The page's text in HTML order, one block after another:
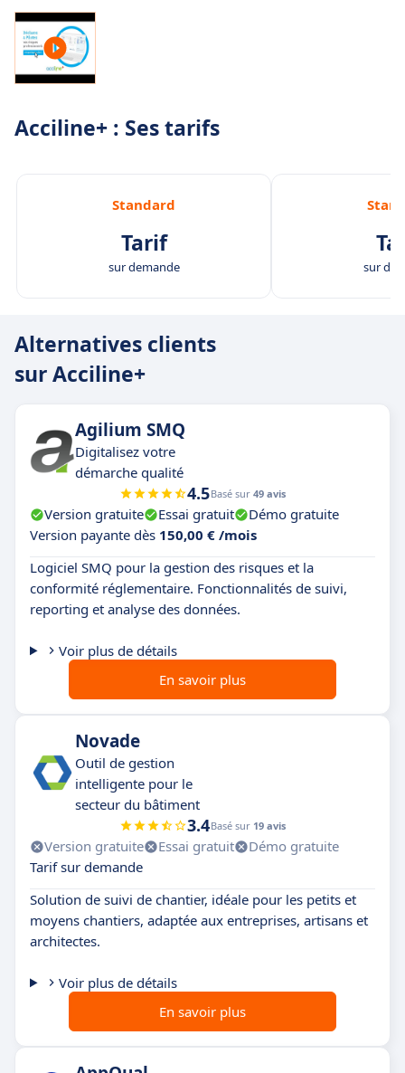
Acciline+ : Ses tarifs
Standard
Tarif
sur demande sur
Alternatives clients
sur Acciline+
Agilium SMQ
Digitalisez votre
démarche qualité
4.5Basé sur 49 avis
Version gratuite Essai gratuit
Démo gratuite
Version payante dès 150,00 € /mois
Logiciel SMQ pour la gestion des risques et la
conformité réglementaire. Fonctionnalités de suivi,
reporting et analyse des données.
Voir plus de détails
En savoir plus
Novade
Outil de gestion
intelligente pour le
secteur du bâtiment
3.4Basé sur 19 avis
Version gratuite Essai gratuit
Démo gratuite
Tarif sur demande
Solution de suivi de chantier, idéale pour les petits et
moyens chantiers, adaptée aux entreprises, artisans et
architectes.
Voir plus de détails
En savoir plus